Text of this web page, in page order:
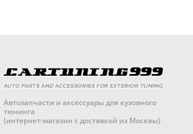
Автозапчасти и аксессуары для кузовного
тюнинга
(интернет-магазин с доставкой из Москвы)